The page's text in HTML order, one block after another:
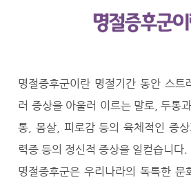
명절증후군이란 명절기간 동안 스트
러 증상을 아울러 이르는 말로, 두통
통, 몸살, 피로감 등의 육체적인 증
력증 등의 정신적 증상을 일컫습니다.
명절증후군은 우리나라의 독특한 문